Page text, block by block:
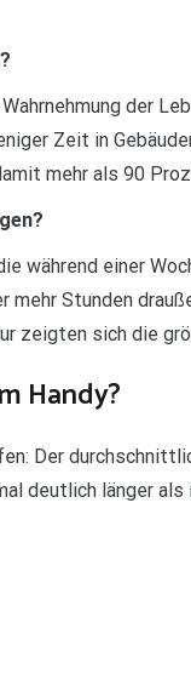
der
Zeit in
mehr als 90
während einer
Stunden
zeigten sich die
Handy?
Der
deutlich länger